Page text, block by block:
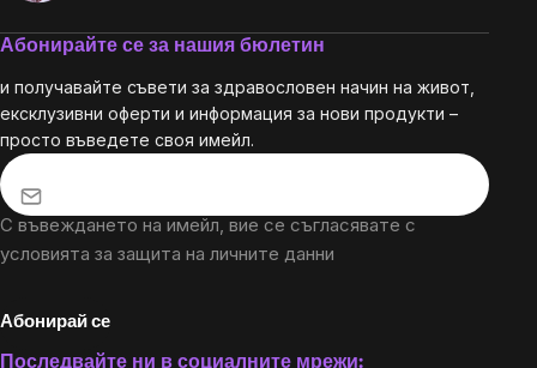
Абонирайте се за нашия бюлетин
и получавайте съвети за здравословен начин на живот,
ексклузивни оферти и информация за нови продукти –
просто въведете своя имейл.
С въвеждането на имейл, вие се съгласявате с
условията за защита на личните данни
Абонирай се
Последвайте ни в социалните мрежи: